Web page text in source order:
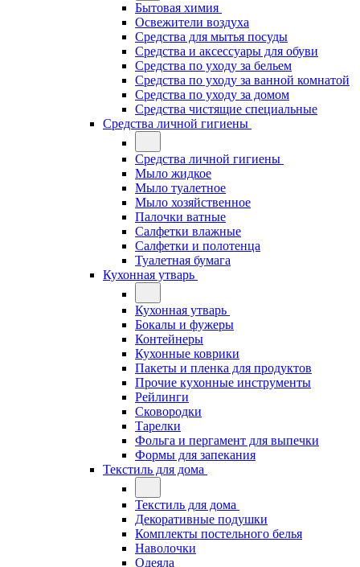
Бытовая химия
Освежители воздуха
Средства для мытья посуды
Средства и аксессуары для обуви
Средства по уходу за бельем
Средства по уходу за ванной комнатой
Средства по уходу за домом
Средства чистящие специальные
Средства личной гигиены
Средства личной гигиены
Мыло жидкое
Мыло туалетное
Мыло хозяйственное
Палочки ватные
Салфетки влажные
Салфетки и полотенца
Туалетная бумага
Кухонная утварь
Кухонная утварь
Бокалы и фужеры
Контейнеры
Кухонные коврики
Пакеты и пленка для продуктов
Прочие кухонные инструменты
Рейлинги
Сковородки
Тарелки
Фольга и пергамент для выпечки
Формы для запекания
Текстиль для дома
Текстиль для дома
Декоративные подушки
Комплекты постельного белья
Наволочки
Одеяла